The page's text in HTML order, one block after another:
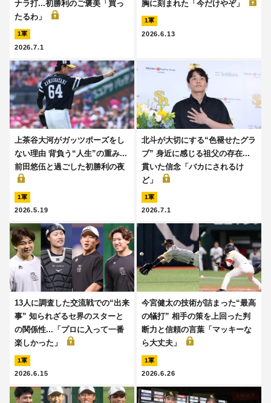
ナラ打...初勝利のご褒美「買っ
たるわ」
1軍
2026.7.1
胸に刻まれた「今だけやぞ」
1軍
2026.6.13
上茶谷大河がガッツポーズをし
ない理由 背負う“人生”の重み...
前田悠伍と過ごした初勝利の夜
1軍
2026.5.19
北斗が大切にする“色褪せたグラ
ブ” 身近に感じる祖父の存在...
貫いた信念「バカにされるけ
ど」
1軍
2026.7.1
13人に調査した交流戦での“出来
事” 知られざるセ界のスターと
の関係性...「プロに入って一番
楽しかった」
1軍
2026.6.15
今宮健太の技術が詰まった“最高
の犠打” 相手の策を上回った判
断力と信頼の言葉「マッキーな
ら大丈夫」
1軍
2026.6.26